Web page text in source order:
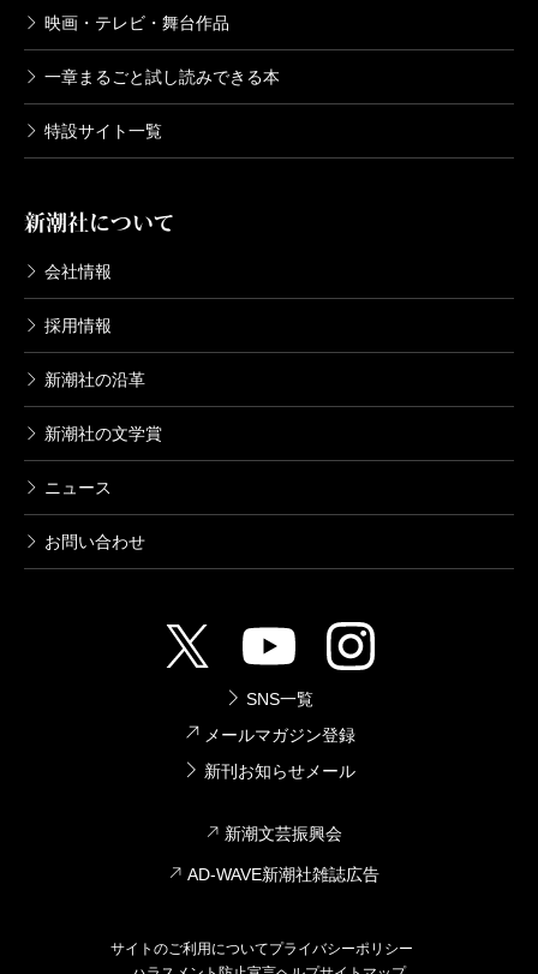
映画・テレビ・舞台作品
一章まるごと試し読みできる本
特設サイト一覧
新潮社について
会社情報
採用情報
新潮社の沿革
新潮社の文学賞
ニュース
お問い合わせ
SNS一覧
メールマガジン登録
新刊お知らせメール
新潮文芸振興会
AD-WAVE新潮社雑誌広告
サイトのご利用についてプライバシーポリシー